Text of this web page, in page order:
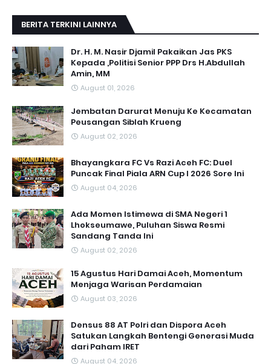
BERITA TERKINI LAINNYA
Dr. H. M. Nasir Djamil Pakaikan Jas PKS
Kepada ,Politisi Senior PPP Drs H.Abdullah
Amin, MM
August 01, 2026
Jembatan Darurat Menuju Ke Kecamatan
Peusangan Siblah Krueng
August 02, 2026
Bhayangkara FC Vs Razi Aceh FC: Duel
Puncak Final Piala ARN Cup I 2026 Sore Ini
August 04, 2026
Ada Momen Istimewa di SMA Negeri 1
Lhokseumawe, Puluhan Siswa Resmi
Sandang Tanda Ini
August 02, 2026
15 Agustus Hari Damai Aceh, Momentum
Menjaga Warisan Perdamaian
August 03, 2026
Densus 88 AT Polri dan Dispora Aceh
Satukan Langkah Bentengi Generasi Muda
dari Paham IRET
August 04, 2026